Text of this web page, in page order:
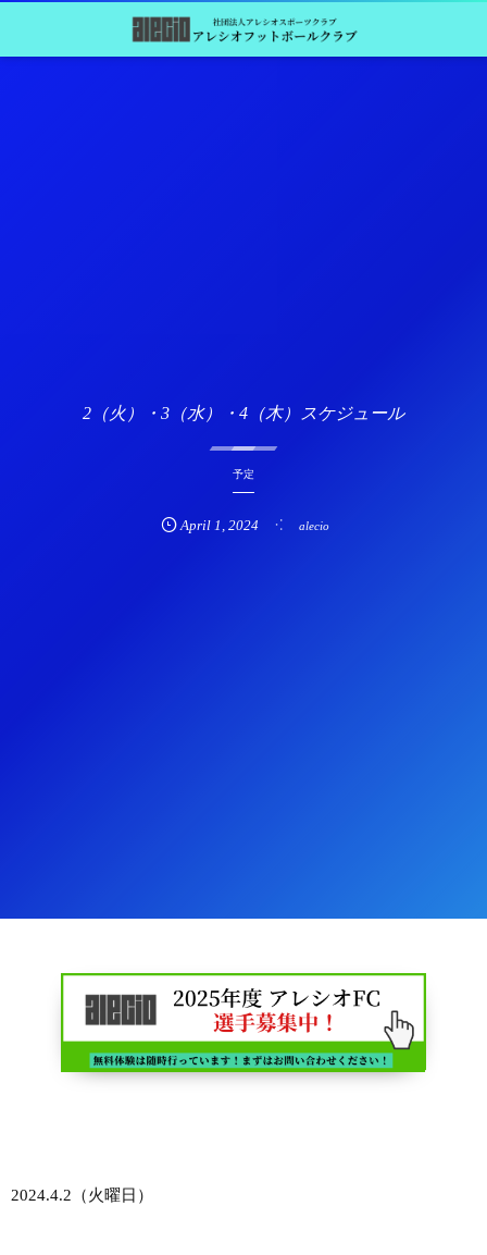
2（火）・3（水）・4（木）スケジュール
予定
April 1 ,2024 alecio
2024.4.2（火曜日）